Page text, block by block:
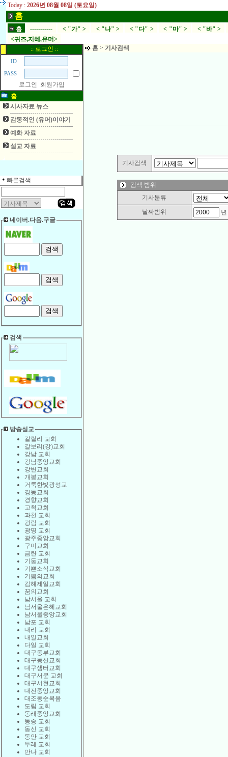
Today : 2026년 08월 08일 (토요일)
홈
홈 ----------- < "가" > < "나" > < "다" > < "마" > < "바" >
<귀즈,지혜,유머>
:: 로그인 ::
ID
PASS
로그인
회원가입
홈
시사자료 뉴스
감동적인 (유머)이야기
예화 자료
설교 자료
빠른검색
네이버.다음.구글
검색
방송설교
갈릴리 교회
갈보리(강)교회
강남 교회
강남중앙교회
강변교회
개봉교회
거룩한빛광성교
경동교회
경향교회
고척교회
과천 교회
광림 교회
광명 교회
광주중앙교회
구미교회
금란 교회
기둥교회
기쁜소식교회
기쁨의교회
김해제일교회
꿈의교회
남서울 교회
남서울은혜교회
남서울중앙교회
남포 교회
내리 교회
내일교회
다일 교회
대구동부교회
대구동신교회
대구샘터교회
대구서문 교회
대구서현교회
대전중앙교회
대조동순복음
도림 교회
동래중앙교회
동숭 교회
동신 교회
동안 교회
두레 교회
만나 교회
홈 > 기사검색
기사검색
검색 범위
기사분류
날짜범위